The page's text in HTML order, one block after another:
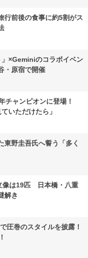
行前後の食事に約5割がス
×Geminiのコラボイベン
・原宿で開催
チャンピオンに登場！
いただけたら」
東野圭吾氏へ誓う「多く
像は19匹 日本橋・八重
解き
圧巻のスタイルを披露！